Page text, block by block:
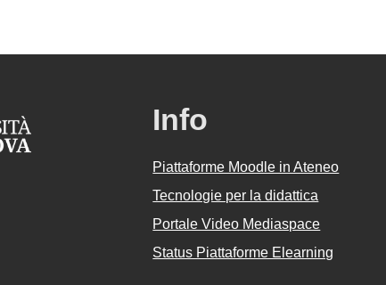
Info
Piattaforme Moodle in Ateneo
Tecnologie per la didattica
Portale Video Mediaspace
Status Piattaforme Elearning